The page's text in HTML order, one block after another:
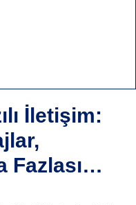
İletişim:
Fazlası…